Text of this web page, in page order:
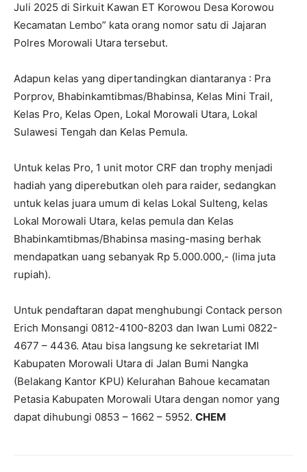
Juli 2025 di Sirkuit Kawan ET Korowou Desa Korowou
Kecamatan Lembo” kata orang nomor satu di Jajaran
Polres Morowali Utara tersebut.
Adapun kelas yang dipertandingkan diantaranya : Pra
Porprov, Bhabinkamtibmas/Bhabinsa, Kelas Mini Trail,
Kelas Pro, Kelas Open, Lokal Morowali Utara, Lokal
Sulawesi Tengah dan Kelas Pemula.
Untuk kelas Pro, 1 unit motor CRF dan trophy menjadi
hadiah yang diperebutkan oleh para raider, sedangkan
untuk kelas juara umum di kelas Lokal Sulteng, kelas
Lokal Morowali Utara, kelas pemula dan Kelas
Bhabinkamtibmas/Bhabinsa masing-masing berhak
mendapatkan uang sebanyak Rp 5.000.000,- (lima juta
rupiah).
Untuk pendaftaran dapat menghubungi Contack person
Erich Monsangi 0812-4100-8203 dan Iwan Lumi 0822-
4677 – 4436. Atau bisa langsung ke sekretariat IMI
Kabupaten Morowali Utara di Jalan Bumi Nangka
(Belakang Kantor KPU) Kelurahan Bahoue kecamatan
Petasia Kabupaten Morowali Utara dengan nomor yang
dapat dihubungi 0853 – 1662 – 5952. CHEM